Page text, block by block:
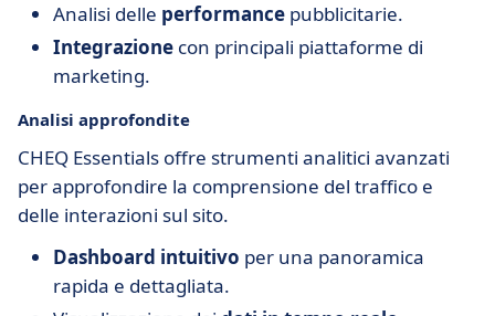
Analisi delle performance pubblicitarie.
Integrazione con principali piattaforme di
marketing.
Analisi approfondite
CHEQ Essentials offre strumenti analitici avanzati
per approfondire la comprensione del traffico e
delle interazioni sul sito.
Dashboard intuitivo per una panoramica
rapida e dettagliata.